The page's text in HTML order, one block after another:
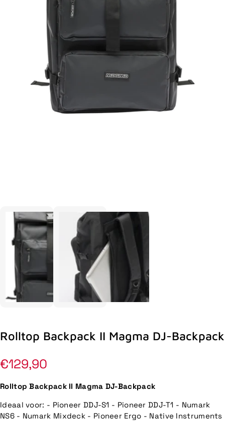
Rolltop Backpack II Magma DJ-Backpack
Normale
prijs
€129,90
Rolltop Backpack II Magma DJ-Backpack
Ideaal voor: - Pioneer DDJ-S1 - Pioneer DDJ-T1 - Numark
NS6 - Numark Mixdeck - Pioneer Ergo - Native Instruments